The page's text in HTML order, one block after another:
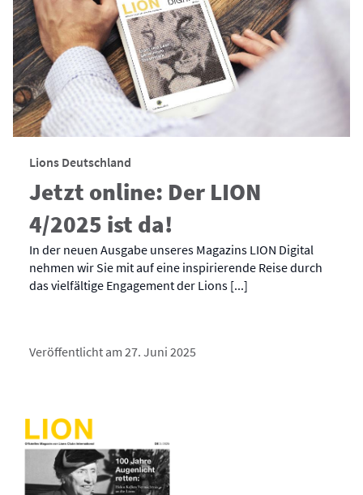
Lions Deutschland
Jetzt online: Der LION
4/2025 ist da!
In der neuen Ausgabe unseres Magazins LION Digital
nehmen wir Sie mit auf eine inspirierende Reise durch
das vielfältige Engagement der Lions [...]
Veröffentlicht am 27. Juni 2025